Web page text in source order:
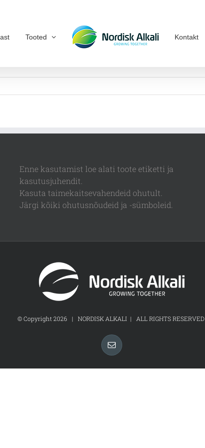
Tooted Kontakt
Enne kasutamist loe alati toote etiketti ja
kasutusjuhendit.
Kasuta taimekaitsevahendeid ohutult.
Järgi kõiki ohutusnõudeid ja -sümboleid.
© Copyright2026 | NORDISK ALKALI | ALL RIGHTS RESERVED
Email